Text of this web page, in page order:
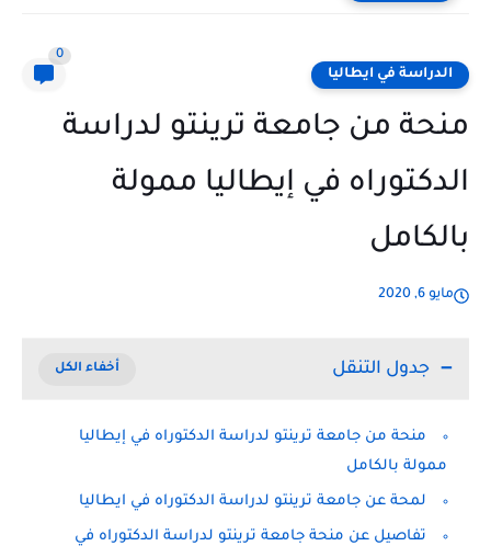
الدراسة في ايطاليا
0
منحة من جامعة ترينتو لدراسة
الدكتوراه في إيطاليا ممولة
بالكامل
مايو 6, 2020
جدول التنقل
منحة من جامعة ترينتو لدراسة الدكتوراه في إيطاليا
ممولة بالكامل
لمحة عن جامعة ترينتو لدراسة الدكتوراه في ايطاليا
تفاصيل عن منحة جامعة ترينتو لدراسة الدكتوراه في